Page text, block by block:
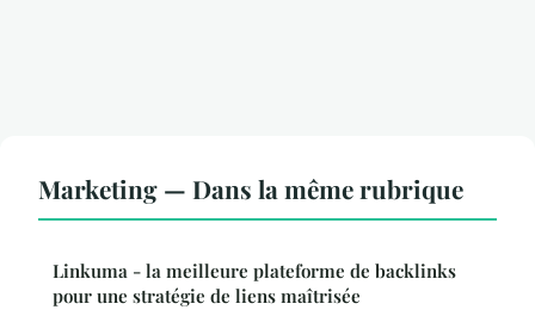
Marketing — Dans la même rubrique
Linkuma - la meilleure plateforme de backlinks
pour une stratégie de liens maîtrisée